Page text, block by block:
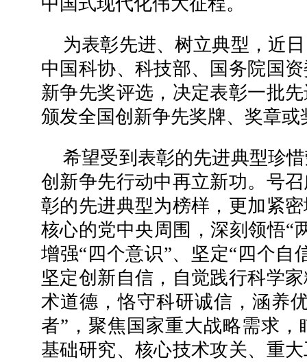
为表彰先进、树立典型，近
中国科协、科技部、国务院国
新争先奖评选，决定表彰一批
颁发全国创新争先奖牌、奖章或
希望受到表彰的先进典型珍
创新争先行动中再立新功。号
彰的先进典型为榜样，更加紧
核心的党中央周围，深刻领悟“
增强“四个意识”、坚定“四个自
坚定创新自信，自觉践行科学
术道德，恪守科研诚信，涵养
者”，聚焦国家重大战略需求
基础研究、核心技术攻关、重